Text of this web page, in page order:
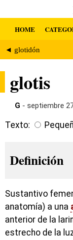
HOME
◄ glotidón
glotis
G - septiembre
Texto:
Definición
Sustantivo
anatomía) a una
anterior de la
estrecho de la